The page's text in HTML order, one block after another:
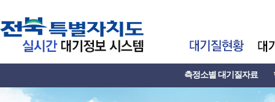
측정소별 대기질자료